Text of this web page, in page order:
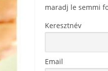
maradj le semmi
Keresztnév
Email